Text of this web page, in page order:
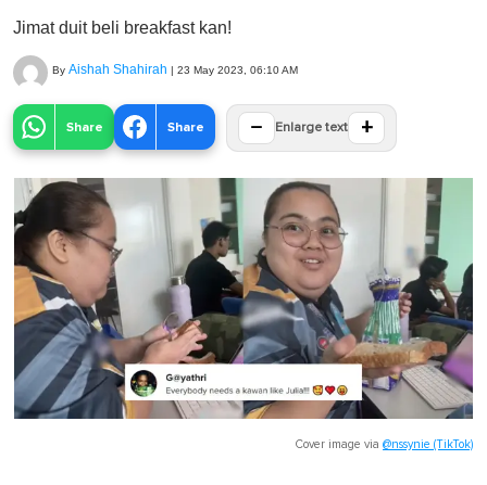
Jimat duit beli breakfast kan!
By Aishah Shahirah | 23 May 2023, 06:10 AM
Share Share − Enlarge text +
Cover image via @nssynie (TikTok)